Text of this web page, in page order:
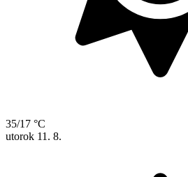
35/17 °C
utorok 11. 8.